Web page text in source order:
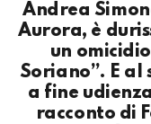
Andrea
Aurora, è
un
Soriano”. E al
a fine
racconto di